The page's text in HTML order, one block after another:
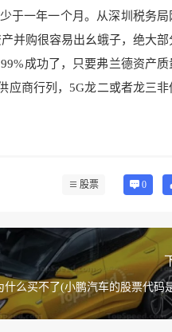
于一年一个月。从深圳税务局
并购很容易出幺蛾子，绝大部
成功了，只要弗兰德资产质
应商行列，5G龙二或者龙三非
股票 0
什么买不了(小鹏汽车的股票代码